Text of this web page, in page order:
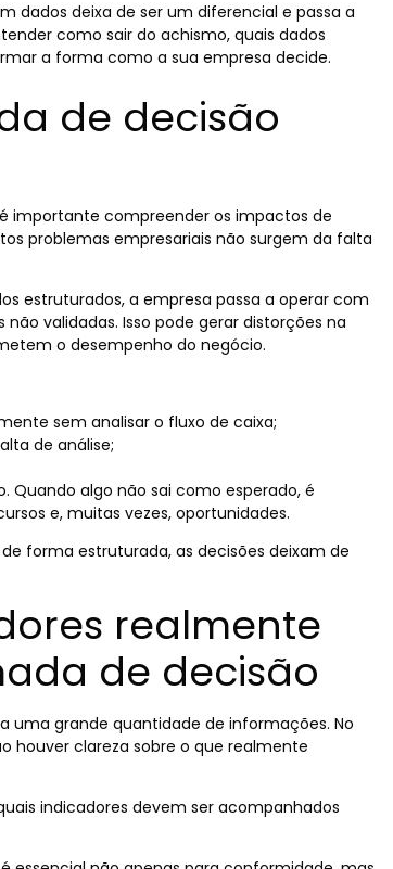
dados deixa de ser um diferencial e passa a
como sair do achismo, quais dados
a forma como a sua empresa decide.
de decisão
importante compreender os impactos de
problemas empresariais não surgem da falta
estruturados, a empresa passa a operar com
validadas. Isso pode gerar distorções na
o desempenho do negócio.
sem analisar o fluxo de caixa;
de análise;
Quando algo não sai como esperado, é
e, muitas vezes, oportunidades.
forma estruturada, as decisões deixam de
realmente
de decisão
uma grande quantidade de informações. No
houver clareza sobre o que realmente
indicadores devem ser acompanhados